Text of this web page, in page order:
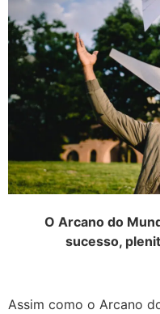
O Arcano do
sucesso,
Assim como o Arcano